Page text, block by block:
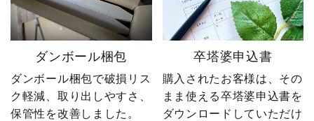
ダンボール梱包
ダンボール梱包で破損リス
ク軽減、取り出しやすさ、
保管性を改善しました。
卒塔婆申込書
購入されたお客様は、その
まま使える卒塔婆申込書を
ダウンロードしていただけ